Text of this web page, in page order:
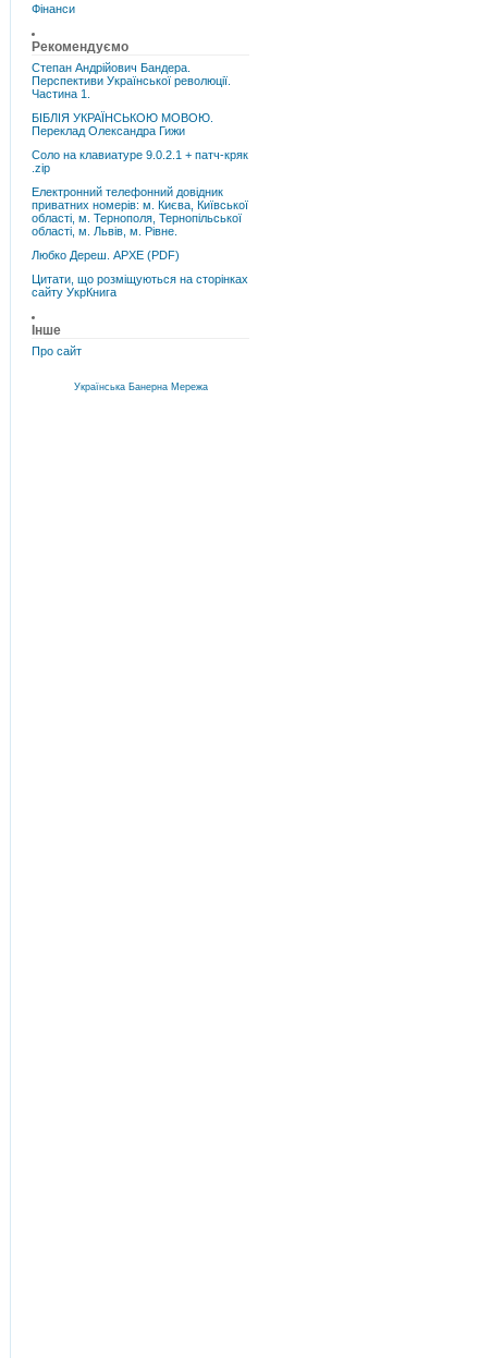
Фінанси
Рекомендуємо
Степан Андрійович Бандера.
Перспективи Української революції.
Частина 1.
БІБЛІЯ УКРАЇНСЬКОЮ МОВОЮ.
Переклад Олександра Гижи
Соло на клавиатуре 9.0.2.1 + патч-кряк
.zip
Електронний телефонний довідник
приватних номерів: м. Києва, Київської
області, м. Тернополя, Тернопільської
області, м. Львів, м. Рівне.
Любко Дереш. АРХЕ (PDF)
Цитати, що розміщуються на сторінках
сайту УкрКнига
Інше
Про сайт
Українська Банерна Мережа